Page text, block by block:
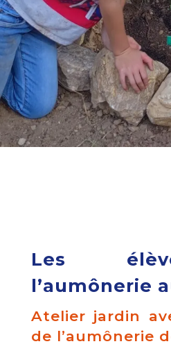
Les
l’aumônerie
Atelier jardin
de l’aumônerie